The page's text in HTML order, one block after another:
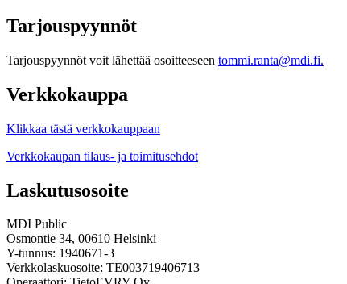
Tarjouspyynnöt
Tarjouspyynnöt voit lähettää osoitteeseen tommi.ranta@mdi.fi.
Verkkokauppa
Klikkaa tästä verkkokauppaan
Verkkokaupan tilaus- ja toimitusehdot
Laskutusosoite
MDI Public
Osmontie 34, 00610 Helsinki
Y-tunnus: 1940671-3
Verkkolaskuosoite: TE003719406713